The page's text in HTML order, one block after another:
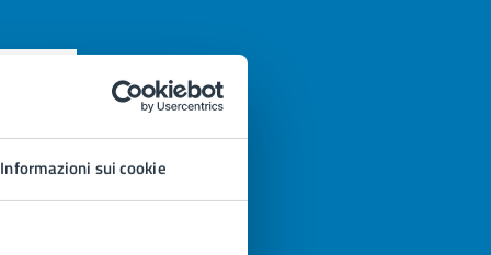
Informazioni sui cookie